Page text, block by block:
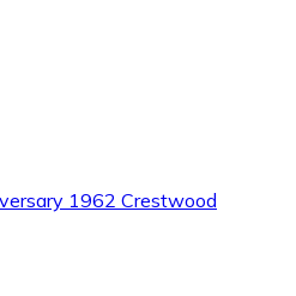
1962 Crestwood